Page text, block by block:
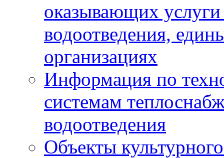
оказывающих
водоотведения,
организациях
Информация по
системам
водоотведения
Объекты